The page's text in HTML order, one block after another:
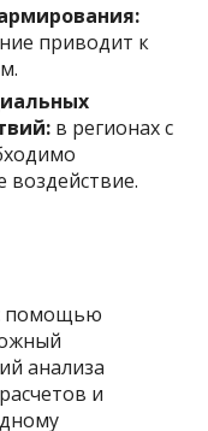
приводит к
в регионах с
воздействие.
помощью
анализа
и